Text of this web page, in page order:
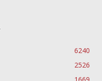
6240
2526